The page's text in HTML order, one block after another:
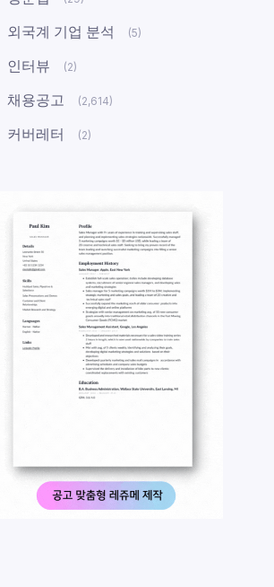
외국계 기업 분석 (5)
인터뷰 (2)
채용공고 (2,614)
커버레터 (2)